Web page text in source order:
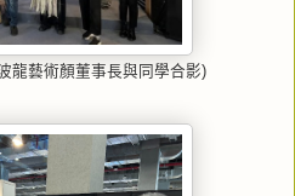
龍藝術顏董事長與同學合影)